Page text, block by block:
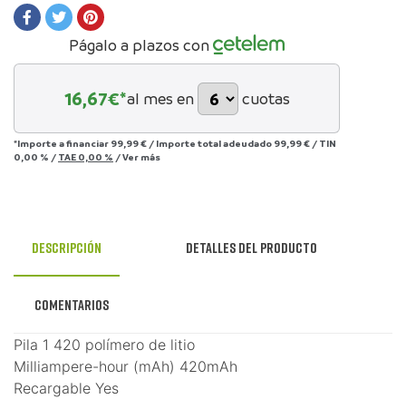
Págalo a plazos con
16,67€*al mes en cuotas
*Importe a financiar 99,99 € / Importe total adeudado 99,99 € / TIN
0,00 % / TAE 0,00 % /Ver más
Descripción Detalles del producto
Comentarios
Pila 1 420 polímero de litio
Milliampere-hour (mAh) 420mAh
Recargable Yes